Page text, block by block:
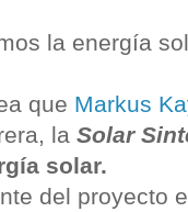
la energía
que Markus
la Solar
solar.
del proyecto